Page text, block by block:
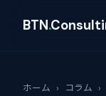
BTN.
ホーム › コラム ›